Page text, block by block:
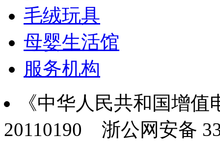
毛绒玩具
母婴生活馆
服务机构
《中华人民共和国增
20110190 浙公网安备